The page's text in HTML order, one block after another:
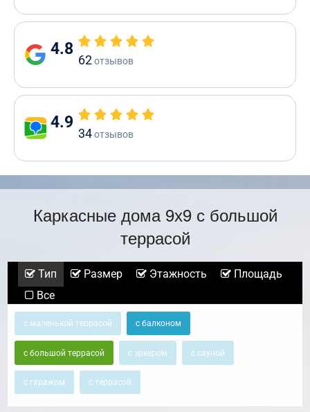
4.8
62отзывов
4.9
34отзывов
Каркасные дома 9х9 с большой
террасой
Тип Размер Этажность
Площадь
Все
с маленькой террасой с балконом
с большой террасой с эркером с сауной
с гаражом с террасой